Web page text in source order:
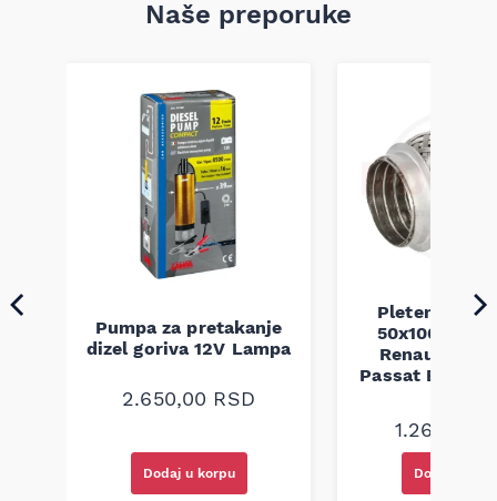
Naše preporuke
Pumpa za pretakanje
dizel goriva 12V Lampa
2.650,00 RSD
Dodaj u korpu
Pletenica
50x100 Audi
Renault
Passat B5
1.260,00
Dodaj u